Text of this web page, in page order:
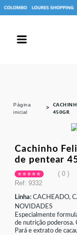
página
inicial
450GR
cachinho
de pentear
0
Ref: 9332
Linha:CACHEADO,
NOVIDADES
Especialmente
de nutrição poderosa.
Pará e extrato de